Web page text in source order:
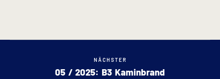
NÄCHSTER
05 / 2025: B3 Kaminbrand